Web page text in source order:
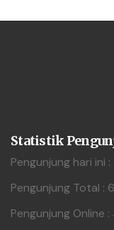
Statistik
Pengunjung hari ini
Pengunjung Total :
Pengunjung Online :